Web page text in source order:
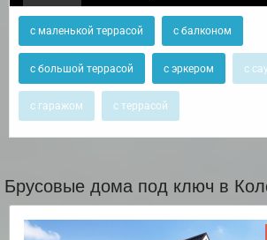
с маленькой террасой с балконом
с большой террасой с эркером с
с гаражом с террасой
Брусовые дома под ключ в